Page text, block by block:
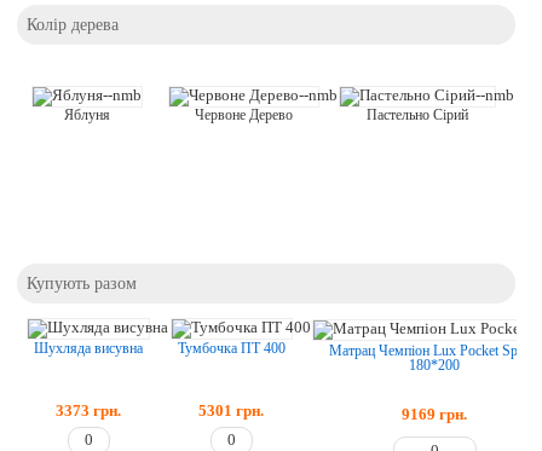
Колір дерева
Яблуня Червоне Дерево Пастельно Сірий
Купують разом
Шухляда висувна
3373 грн.
Тумбочка ПТ 400
5301 грн.
Матрац Чемпіон Lux Pocket Spring
180*200
9169 грн.